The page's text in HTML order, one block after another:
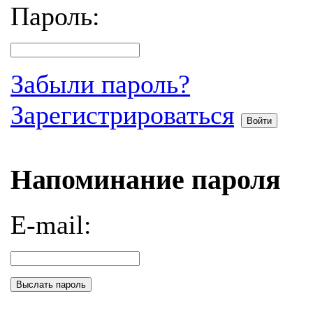
Пароль:
Забыли пароль?
Зарегистрироваться
Войти
Напоминание пароля
E-mail:
Выслать пароль